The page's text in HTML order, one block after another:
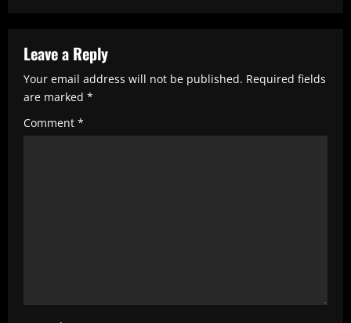
R
e
a
d
Leave a Reply
Your email address will not be published. Required fields
are marked *
Comment *